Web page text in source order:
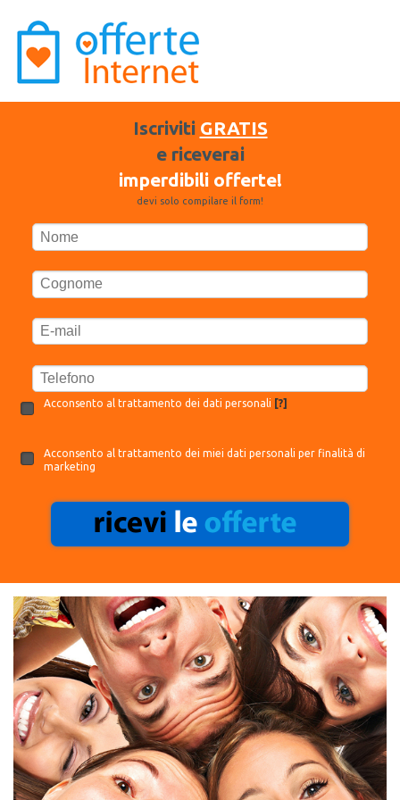
Iscriviti GRATIS
e riceverai
imperdibili offerte!
devi solo compilare il form!
Acconsento al trattamento dei dati personali [?]
Acconsento al trattamento dei miei dati personali per finalità di
marketing